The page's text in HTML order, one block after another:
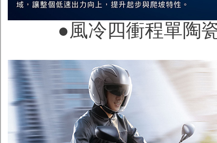
●風冷四衝程單陶